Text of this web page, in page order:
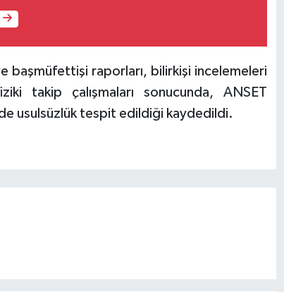
başmüfettişi raporları, bilirkişi incelemeleri
takip çalışmaları sonucunda, ANSET
usulsüzlük tespit edildiği kaydedildi.